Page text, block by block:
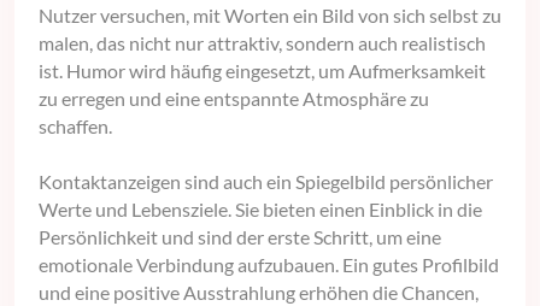
Nutzer versuchen, mit Worten ein Bild von sich selbst zu
malen, das nicht nur attraktiv, sondern auch realistisch
ist. Humor wird häufig eingesetzt, um Aufmerksamkeit
zu erregen und eine entspannte Atmosphäre zu
schaffen.
Kontaktanzeigen sind auch ein Spiegelbild persönlicher
Werte und Lebensziele. Sie bieten einen Einblick in die
Persönlichkeit und sind der erste Schritt, um eine
emotionale Verbindung aufzubauen. Ein gutes Profilbild
und eine positive Ausstrahlung erhöhen die Chancen,